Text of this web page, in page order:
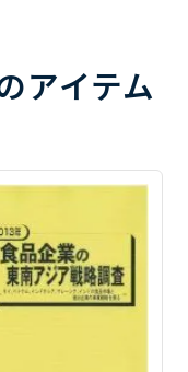
アイテム